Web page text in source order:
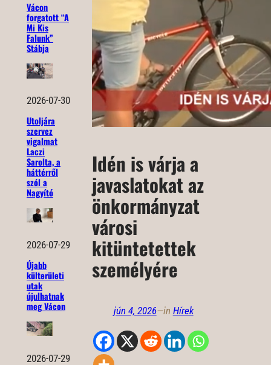
Vácon
forgatott “A
Mi Kis
Falunk”
Stábja
2026-07-30
Utoljára
szervez
vigalmat
Laczi
Sarolta, a
háttérről
szól a
Nagyító
2026-07-29
Újabb
külterületi
utak
újulhatnak
meg Vácon
2026-07-29
Idén is várja a
javaslatokat az
önkormányzat
városi
kitüntetettek
személyére
jún 4, 2026—in Hírek